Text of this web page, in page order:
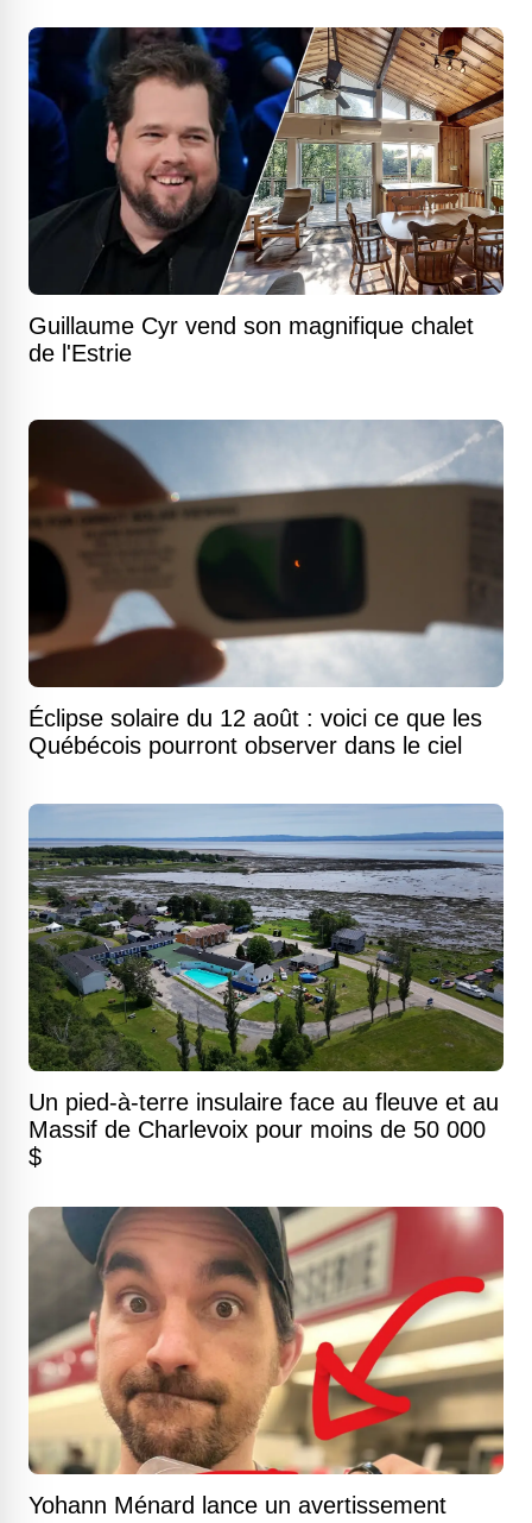
Guillaume Cyr vend son magnifique chalet
de l'Estrie
Éclipse solaire du 12 août : voici ce que les
Québécois pourront observer dans le ciel
Un pied-à-terre insulaire face au fleuve et au
Massif de Charlevoix pour moins de 50 000
$
Yohann Ménard lance un avertissement